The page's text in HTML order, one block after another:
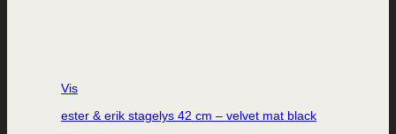
Vis
ester & erik stagelys 42 cm – velvet mat black